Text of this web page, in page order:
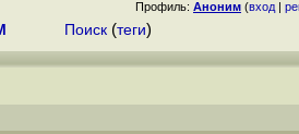
Профиль: Аноним (вход |
Поиск (теги)